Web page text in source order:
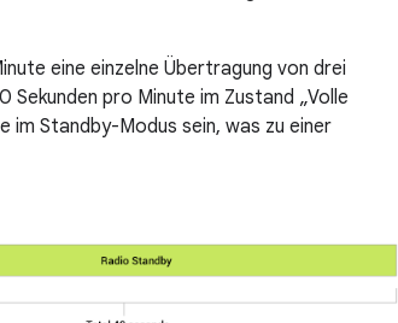
eine einzelne Übertragung von drei
pro Minute im Zustand „Volle
im Standby-Modus sein, was zu einer